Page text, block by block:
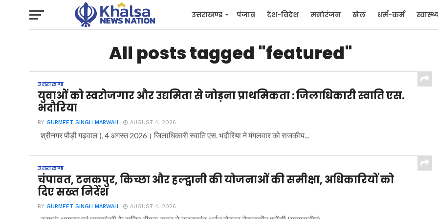
उत्तराखण्ड पंजाब देश-विदेश मनोरंजन खेल धर्म-कर्म
जन मुद्दे
All posts tagged "featured"
उत्तराखण्ड
युवाओं को स्वरोजगार और उद्यमिता से जोड़ना प्राथमिकता : जिलाधिकारी स्वाति एस.
भदौरिया
BY GURMEET SINGH MARWAH AUGUST 4, 2026
श्रीनगर पौड़ी गढ़वाल ), 4 अगस्त 2026। जिलाधिकारी स्वाति एस. भदौरिया ने मंगलवार को राजकीय...
उत्तराखण्ड
चंपावत, टनकपुर, किच्छा और हल्द्वानी की योजनाओं की समीक्षा, अधिकारियों को
दिए सख्त निर्देश
BY GURMEET SINGH MARWAH AUGUST 4, 2026